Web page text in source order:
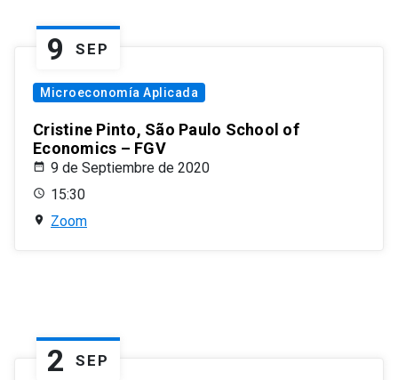
9 SEP
Microeconomía Aplicada
Cristine Pinto, São Paulo School of
Economics – FGV
9 de Septiembre de 2020
15:30
Zoom
2 SEP